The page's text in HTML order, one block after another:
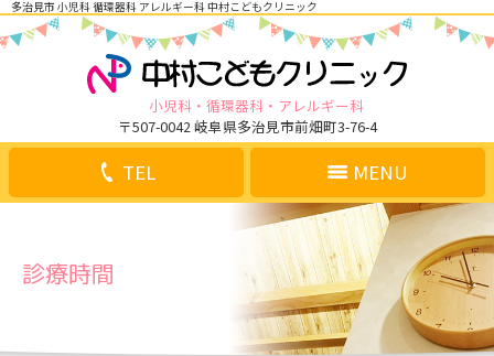
多治見市 小児科 循環器科 アレルギー科 中村こどもクリニック
小児科 循環器科
アレルギー科
〒507-0042 岐阜県多治見市前畑町3-76-4
診療時間
MENU
TEL